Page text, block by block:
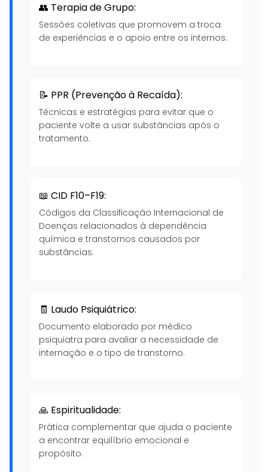
👥 Terapia de Grupo:
Sessões coletivas que promovem a troca
de experiências e o apoio entre os internos.
📝 PPR (Prevenção à Recaída):
Técnicas e estratégias para evitar que o
paciente volte a usar substâncias após o
tratamento.
📖 CID F10–F19:
Códigos da Classificação Internacional de
Doenças relacionados à dependência
química e transtornos causados por
substâncias.
🧾 Laudo Psiquiátrico:
Documento elaborado por médico
psiquiatra para avaliar a necessidade de
internação e o tipo de transtorno.
🙏 Espiritualidade:
Prática complementar que ajuda o paciente
a encontrar equilíbrio emocional e
propósito.